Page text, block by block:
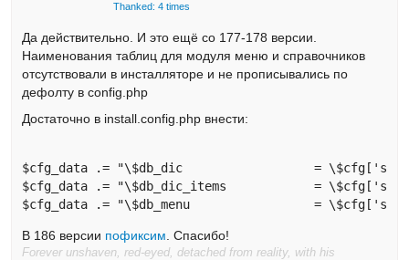
Thanked: 4 times
Да действительно. И это ещё со 177-178 версии.
Наименования таблиц для модуля меню и справочников
отсутствовали в инсталляторе и не прописывались по
дефолту в config.php
Достаточно в install.config.php внести:
$cfg_data .= "\$db_dic 			= \$cfg['sqldbprefix'].'dic';\n";
$cfg_data .= "\$db_dic_items 		= \$cfg['sqldbprefix'].'dic_items';\n";
$cfg_data .=
В 186 версии пофиксим . Спасибо!
Forever unshaven, red-eyed, detached from reality, with his